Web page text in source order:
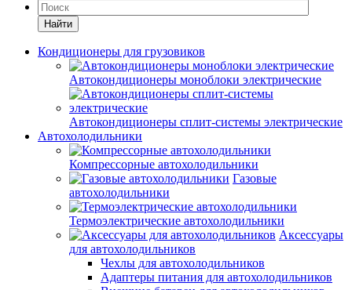
Найти
Кондиционеры для грузовиков
Автокондиционеры моноблоки электрические
Автокондиционеры сплит-системы электрические
Автохолодильники
Компрессорные автохолодильники
Газовые
автохолодильники
Термоэлектрические автохолодильники
Аксессуары
для автохолодильников
Чехлы для автохолодильников
Адаптеры питания для автохолодильников